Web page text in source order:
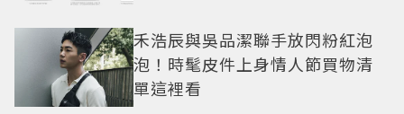
禾浩辰與吳品潔聯手放閃粉紅泡
泡！時髦皮件上身情人節買物清
單這裡看